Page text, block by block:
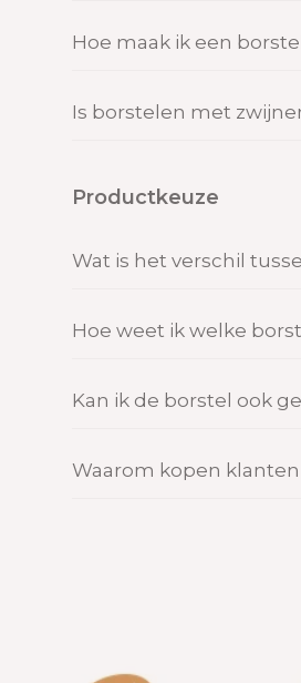
Alle merken
Hoe maak ik een
Is borstelen met
Productkeuze
Wat is het verschil
Hoe weet ik welke
Kan ik de borstel ook
Waarom kopen